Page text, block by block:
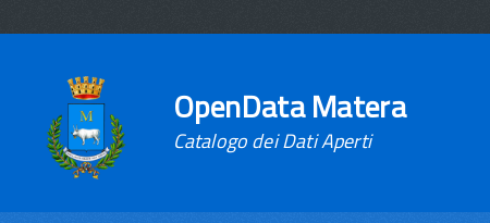
OpenData Matera
Catalogo dei Dati Aperti